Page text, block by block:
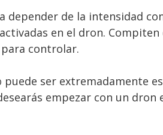
depender de la intensidad
en el dron.
controlar.
ser extremadamente
empezar con un